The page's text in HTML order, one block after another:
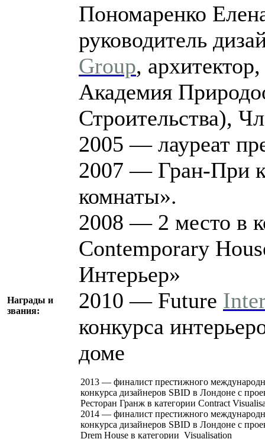
Награды и
звания:
Пономаренко
руководитель
Group,
Академия
Строительства),
2005 — лауреат
2007 — Гран-При
комнаты».
2008 — 2 место в
Contemporary
Интерьер»
2010 — Future
конкурса
доме
2013 — финалист престижного
конкурса дизайнеров SBID в Лондоне с
Ресторан Гранж в категории Contract
2014 — финалист престижного
конкурса дизайнеров SBID в Лондоне с
Drem House в категории Visualisation